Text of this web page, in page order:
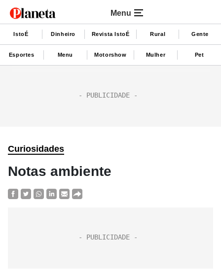
Menu
IstoÉ Dinheiro Revista IstoÉ Rural Gente
Esportes Menu Motorshow Mulher Pet
Curiosidades
Notas ambiente